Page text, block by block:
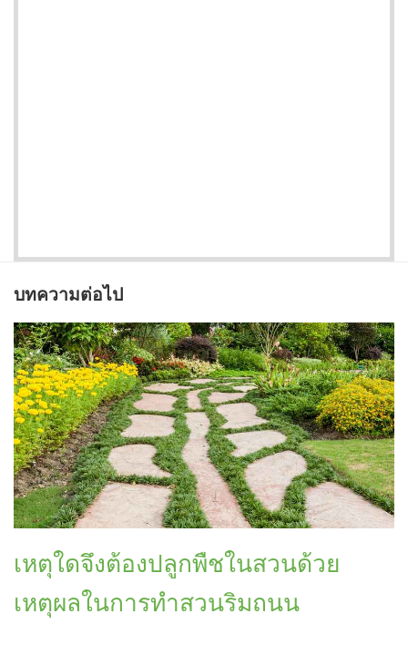
บทความต่อไป
เหตุใดจึงต้องปลูกพืชในสวนด้วย
เหตุผลในการทำสวนริมถนน